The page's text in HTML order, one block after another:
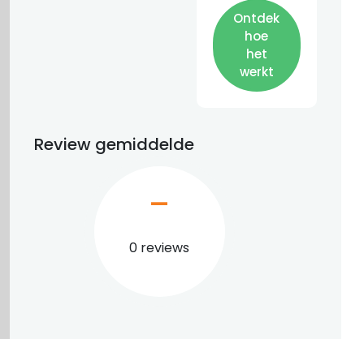
Ontdek
hoe
het
werkt
Review gemiddelde
0 reviews
–